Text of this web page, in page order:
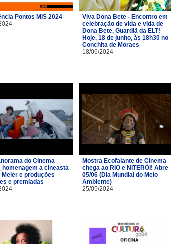
Pontos MIS 2024
Viva Dona Bete - Encontro em
celebração de vida e vida de
Dona Bete, Guardiã da ELT!
Hoje, 18 de junho, às 18h30 no
Conchita de Moraes
18/06/2024
do Cinema
homenagem a cineasta
e produções
e premiadas
Mostra Ecofalante de Cinema
chega ao RIO e NITERÓI! Abre
05/06 (Dia Mundial do Meio
Ambiente)
25/05/2024